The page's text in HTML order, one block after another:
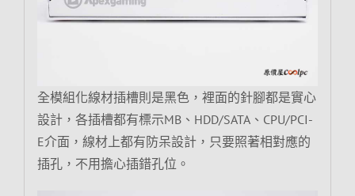
全模組化線材插槽則是黑色，裡面的針腳都是實心
設計，各插槽都有標示MB、HDD/SATA、CPU/PCI-
E介面，線材上都有防呆設計，只要照著相對應的
插孔，不用擔心插錯孔位。